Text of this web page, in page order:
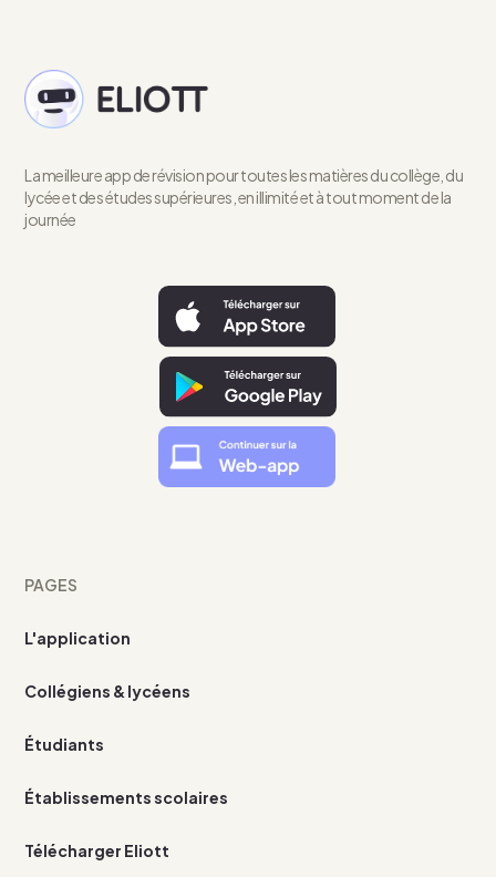
La meilleure app de révision pour toutes les matières du collège, du
lycée et des études supérieures, en illimité et à tout moment de la
journée
PAGES
L'application
Collégiens & lycéens
Étudiants
Établissements scolaires
Télécharger Eliott